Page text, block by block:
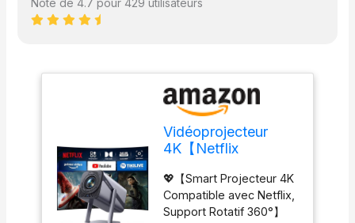
rapide et efficace.
Note de 4.7 pour 429 utilisateurs
Vidéoprojecteur
4K【Netflix
Focus/Keystone
30000 Lumens
Projecteur Portable
💖【Smart Projecteur 4K
Compatible avec Netflix,
Support Rotatif 360°】